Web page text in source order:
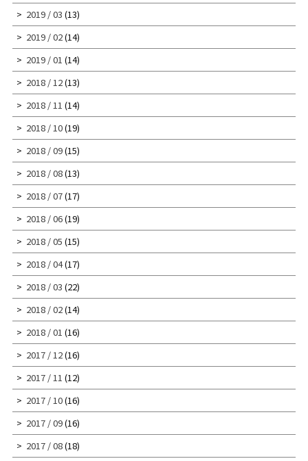
2019 / 03 (13)
2019 / 02(14)
2019 / 01 (14)
2018 / 12(13)
2018 / 11 (14)
2018 / 10(19)
2018 / 09(15)
2018 / 08(13)
2018 / 07(17)
2018 / 06(19)
2018 / 05 (15)
2018 / 04(17)
2018 / 03 (22)
2018 / 02(14)
2018 / 01 (16)
2017 / 12(16)
2017 / 11 (12)
2017 / 10(16)
2017 / 09(16)
2017 / 08(18)